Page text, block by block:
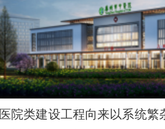
医院类建设工程向来以系统